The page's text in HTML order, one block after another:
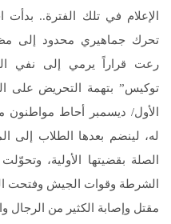
الإعلام في تلك الفترة..
تحرك جماهيري محدود إلى
رعت قراراً يرمي إلى نفي
الأول/ ديسمبر أحاط
له، لينضم بعدها الطلاب
الصلة بقضيتها الأولية،
الشرطة وقوات الجيش وفتحت
مقتل وإصابة الكثير من الرجال